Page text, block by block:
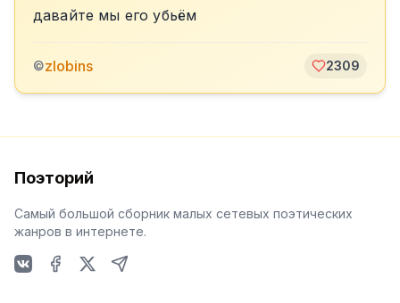
давайте мы его убьём
©zlobins 2309
Поэторий
Самый большой сборник малых сетевых поэтических
жанров в интернете.